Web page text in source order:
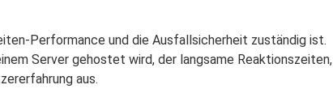
Performance und die Ausfallsicherheit zuständig ist.
Server gehostet wird, der langsame Reaktionszeiten,
aus.